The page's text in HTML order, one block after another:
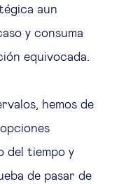
aun
y consuma
equivocada.
hemos de
del tiempo y
de pasar de